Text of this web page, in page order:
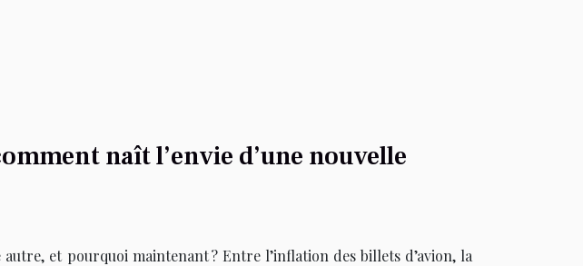
naît l’envie d’une nouvelle
et pourquoi maintenant ? Entre l’inflation des billets d’avion, la